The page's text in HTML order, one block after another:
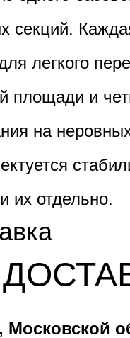
секций.
легкого
площади и
на
их отдельно.
Московской